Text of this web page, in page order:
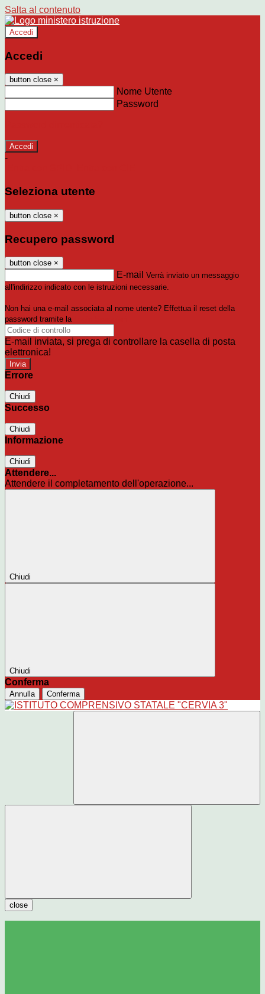
Salta al contenuto
Accedi
Accedi
button close ×
Nome Utente
Password
-
Seleziona utente
button close ×
Recupero password
button close ×
E-mail Verrà inviato un messaggio
all'indirizzo indicato con le istruzioni necessarie.
Non hai una e-mail associata al nome utente? Effettua il reset della
password tramite la
E-mail inviata, si prega di controllare la casella di posta
elettronica!
Errore
Chiudi
Successo
Chiudi
Informazione
Chiudi
Attendere...
Attendere il completamento dell'operazione...
Chiudi
Chiudi
Conferma
Annulla Conferma
close